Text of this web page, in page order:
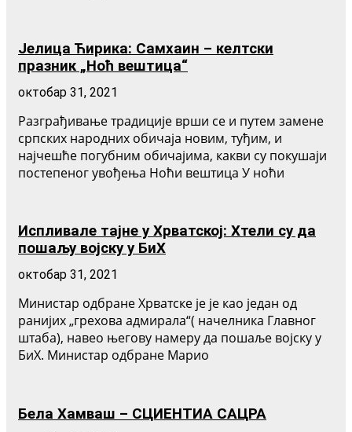
Јелица Ћирика: Самхаин – келтски
празник „Ноћ вештица“
октобар 31, 2021
Разграђивање традиције врши се и путем замене
српских народних обичаја новим, туђим, и
најчешће погубним обичајима, какви су покушаји
постепеног увођења Ноћи вештица У ноћи
Испливале тајне у Хрватској: Хтели су да
пошаљу војску у БиХ
октобар 31, 2021
Министар одбране Хрватске је је као један од
ранијих „грехова адмирала“( начелника Главног
штаба), навео његову намеру да пошаље војску у
БиХ. Министар одбране Марио
Бела Хамваш – СЦИЕНТИА САЦРА